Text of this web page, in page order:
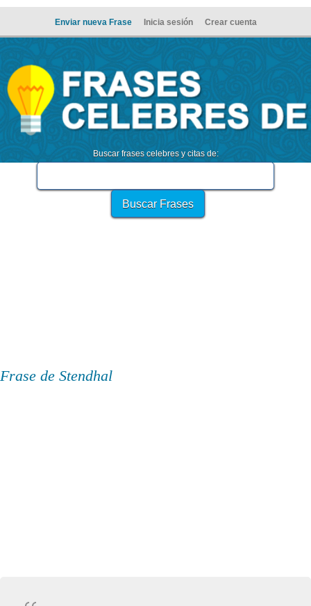
Enviar nueva Frase Inicia sesión Crear cuenta
Buscar frases celebres y citas de:
Frase de Stendhal